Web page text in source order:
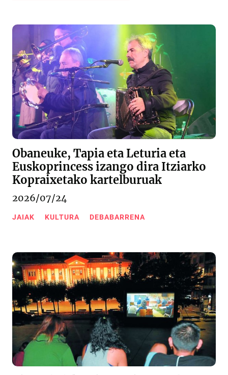
Obaneuke, Tapia eta Leturia eta
Euskoprincess izango dira Itziarko
Kopraixetako kartelburuak
2026/07/24
JAIAK KULTURA DEBABARRENA